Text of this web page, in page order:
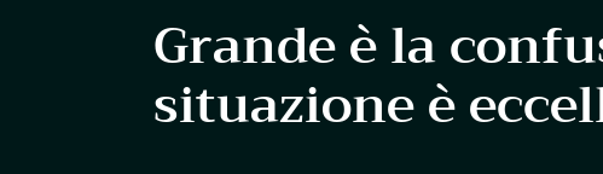
Grande è la
situazione è